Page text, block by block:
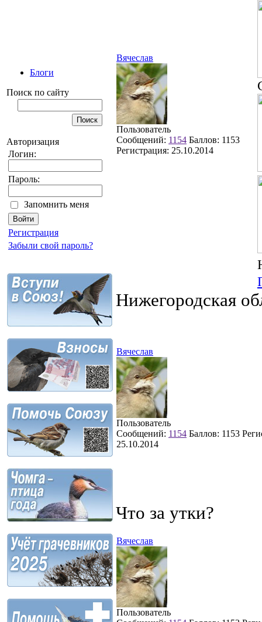
Блоги
Поиск по сайту
Авторизация
Логин:
Пароль:
Запомнить меня
Регистрация
Забыли свой пароль?
Вячеслав
Пользователь
Сообщений: 1154 Баллов: 1153
Регистрация: 25.10.2014
Нижегородская
Вячеслав
Пользователь
Сообщений: 1154 Баллов: 1153
25.10.2014
Что за утки?
Вячеслав
Пользователь